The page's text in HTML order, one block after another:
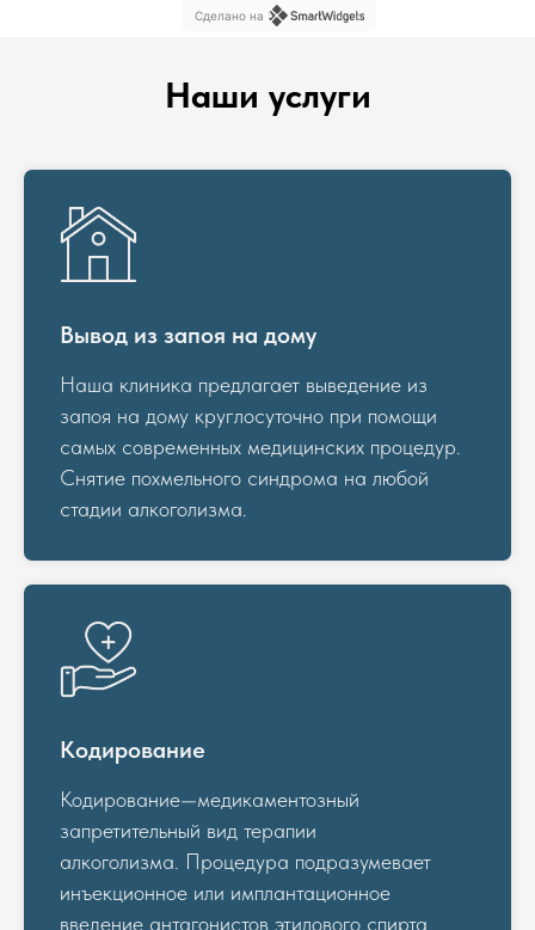
Наши услуги
Вывод из запоя на дому
Наша клиника предлагает выведение из
запоя на дому круглосуточно при помощи
самых современных медицинских процедур.
Снятие похмельного синдрома на любой
Кодирование
Кодирование—медикаментозный
запретительный вид терапии
алкоголизма. Процедура подразумевает
инъекционное или имплантационное